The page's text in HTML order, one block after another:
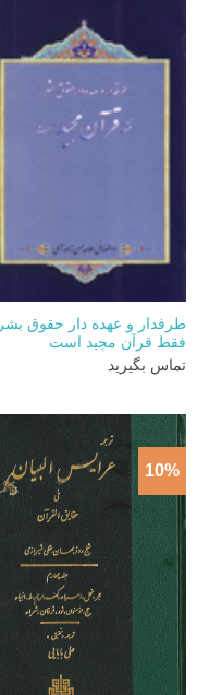
طرفدار و عهده دار حقوق بشر
فقط قرآن مجید است
تماس بگیرید
10%